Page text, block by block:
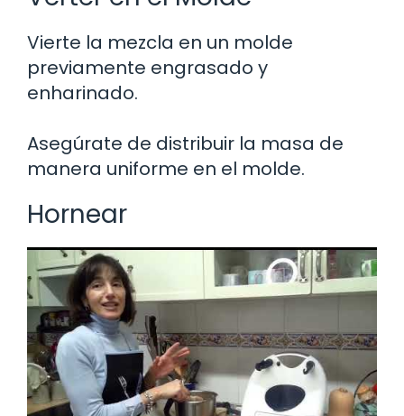
Vierte la mezcla en un molde
previamente engrasado y
enharinado.
Asegúrate de distribuir la masa de
manera uniforme en el molde.
Hornear